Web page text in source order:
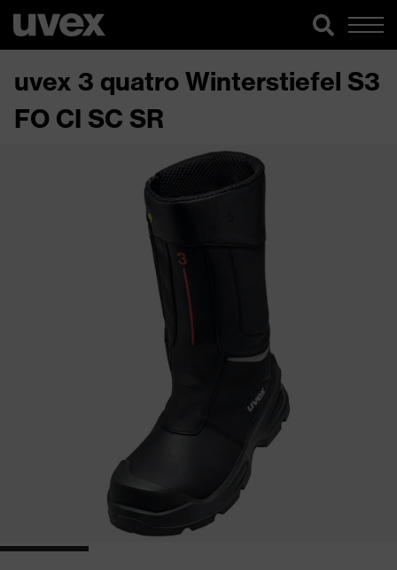
uvex 3 quatro Winterstiefel S3
FO CI SC SR